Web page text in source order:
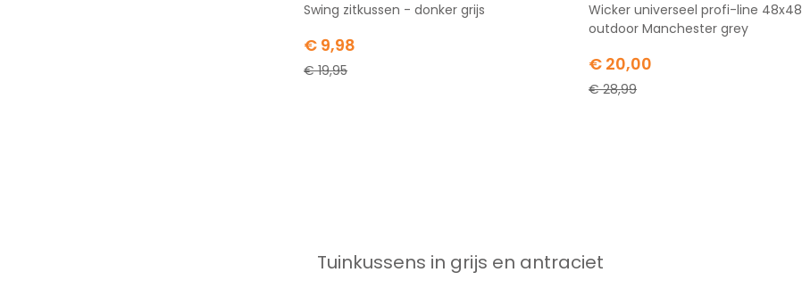
Swing zitkussen - donker grijs
Special
Price
€ 9,98
€ 19,95
Wicker universeel profi-line 48x48
outdoor Manchester grey
Special
Price
€ 20,00
€ 28,99
Tuinkussens in grijs en antraciet